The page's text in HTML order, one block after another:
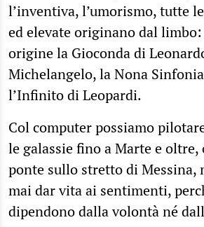
l’inventiva, l’umorismo, tutte
ed elevate originano dal limbo:
origine la Gioconda di
Michelangelo, la Nona
l’Infinito di Leopardi.
Col computer possiamo
le galassie fino a Marte e
ponte sullo stretto di Messina,
mai dar vita ai sentimenti,
dipendono dalla volontà né